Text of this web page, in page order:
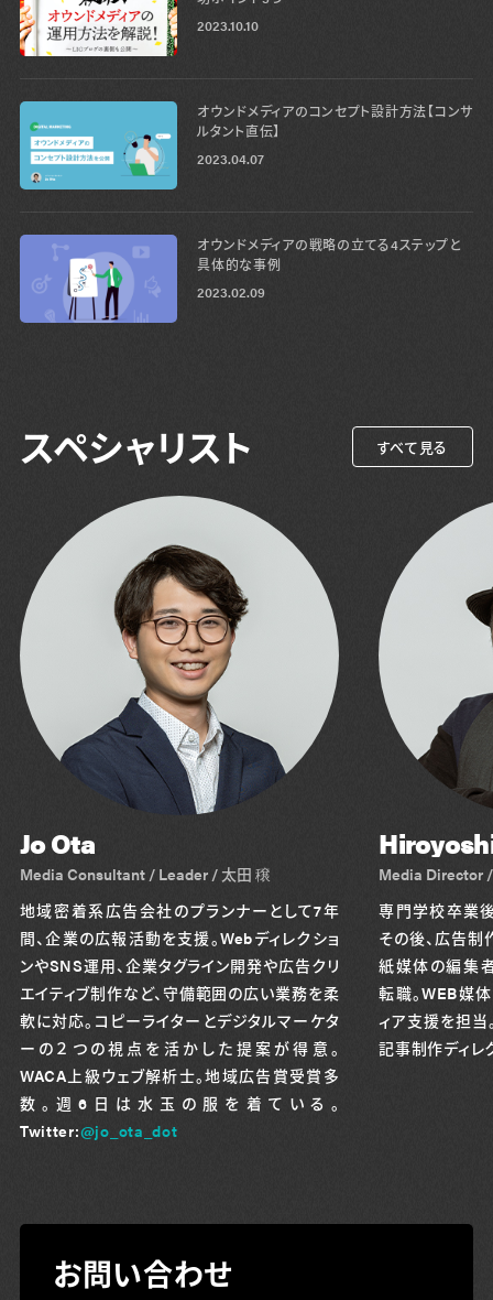
2023.10.10
オウンドメディアのコンセプト設計方法【コンサ
ルタント直伝】
2023.04.07
オウンドメディアの戦略の立てる4ステップと
具体的な事例
2023.02.09
スペシャリスト すべて見る
Jo Ota
Media Consultant / Leader / 太田 穣
地域密着系広告会社のプランナーとして7年
間、企業の広報活動を支援。Webディレクショ
ンやSNS運用、企業タグライン開発や広告クリ
エイティブ制作など、守備範囲の広い業務を柔
軟に対応。コピーライターとデジタルマーケタ
ーの２つの視点を活かした提案が得意。
WACA上級ウェブ解析士。地域広告賞受賞多
数。週6日は水玉の服を着ている。
Twitter:@jo_ota_dot
Media Director
専門学校卒業後
その後、広告制
紙媒体の編集
転職。WEB媒
ィア支援を担当
記事制作ディレ
お問い合わせ